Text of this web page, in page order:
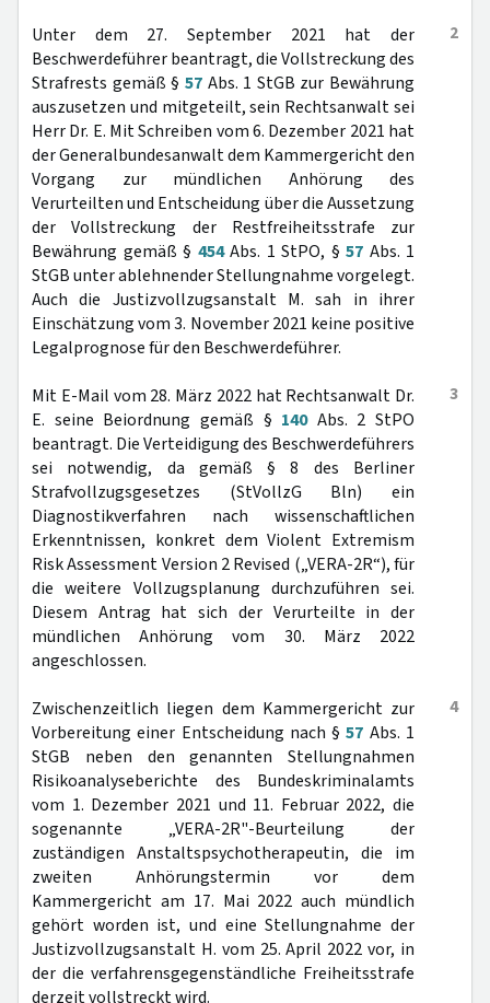
2
Unter dem 27. September 2021 hat der
Beschwerdeführer beantragt, die Vollstreckung des
Strafrests gemäß § 57Abs. 1 StGB zur Bewährung
auszusetzen und mitgeteilt, sein Rechtsanwalt sei
Herr Dr. E. Mit Schreiben vom 6. Dezember 2021 hat
der Generalbundesanwalt dem Kammergericht den
Vorgang zur mündlichen Anhörung des
Verurteilten und Entscheidung über die Aussetzung
der Vollstreckung der Restfreiheitsstrafe zur
Bewährung gemäß § 454Abs. 1 StPO, § 57 Abs. 1
StGB unter ablehnender Stellungnahme vorgelegt.
Auch die Justizvollzugsanstalt M. sah in ihrer
Einschätzung vom 3. November 2021 keine positive
Legalprognose für den Beschwerdeführer.
3
Mit E-Mail vom 28. März 2022 hat Rechtsanwalt Dr.
E. seine Beiordnung gemäß § 140Abs. 2 StPO
beantragt. Die Verteidigung des Beschwerdeführers
sei notwendig, da gemäß § 8 des Berliner
Strafvollzugsgesetzes (StVollzG Bln) ein
Diagnostikverfahren nach wissenschaftlichen
Erkenntnissen, konkret dem Violent Extremism
Risk Assessment Version 2 Revised („VERA-2R“), für
die weitere Vollzugsplanung durchzuführen sei.
Diesem Antrag hat sich der Verurteilte in der
mündlichen Anhörung vom 30. März 2022
angeschlossen.
4
Zwischenzeitlich liegen dem Kammergericht zur
Vorbereitung einer Entscheidung nach §57 Abs. 1
StGB neben den genannten Stellungnahmen
Risikoanalyseberichte des Bundeskriminalamts
vom 1. Dezember 2021 und 11. Februar 2022, die
sogenannte „VERA-2R"-Beurteilung der
zuständigen Anstaltspsychotherapeutin, die im
zweiten Anhörungstermin vor dem
Kammergericht am 17. Mai 2022 auch mündlich
gehört worden ist, und eine Stellungnahme der
Justizvollzugsanstalt H. vom 25. April 2022 vor, in
der die verfahrensgegenständliche Freiheitsstrafe
derzeit vollstreckt wird.